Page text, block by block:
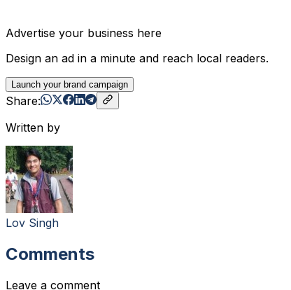
Advertise your business here
Design an ad in a minute and reach local readers.
Launch your brand campaign
Share:
Written by
Lov Singh
Comments
Leave a comment